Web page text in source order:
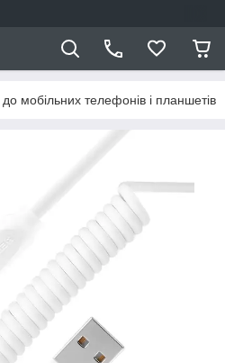
мобільних телефонів і планшетів